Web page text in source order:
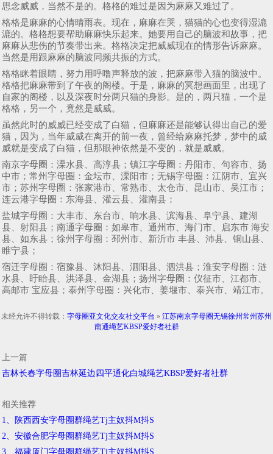
思念威威，当然不是的。格格的难过是因为麻麻又难过了。
格格是麻麻的心情晴雨表。现在，麻麻在哭，猫猫的心也变得湿漉
漉的。格格想要帮助麻麻快乐起来。她要用自己的脑波和故事，把
麻麻从悲伤的节奏带出来。格格决定把威威现在的情形告诉麻麻。
当然是用跟麻麻的脑波同频共振的方式。
格格眯着眼睛，努力用呼噜声释放的波，把麻麻带入猫的脑波中。
格格把麻麻带到了午夜的阁楼。于是，麻麻的冥想画面里，出现了
自家的阁楼，以及深夜时分两只猫的身影。是的，两只猫，一个是
格格，另一个，竟然是威威。
虽然此时的威威已经变成了白猫，但麻麻还是能够认得出自己的爱
猫，因为，当年威威在离开的前一夜，曾经给麻麻托梦，梦中的威
威就是变成了白猫，但那眼神依然是不变的，就是威威。
南京字母圈：溧水县、高淳县；镇江字母圈：丹阳市、句容市、扬
中市；常州字母圈：金坛市、溧阳市；无锡字母圈：江阴市、宜兴
市；苏州字母圈：张家港市、常熟市、太仓市、昆山市、吴江市；
连云港字母圈：东海县、灌云县、灌南县；
盐城字母圈：大丰市、东台市、响水县、滨海县、阜宁县、建湖
县、射阳县；南通字母圈：如皋市、通州市、海门市、启东市 海安
县、如东县；徐州字母圈：邳州市、新沂市 丰县、沛县、铜山县、
睢宁县；
宿迁字母圈：宿豫县、沐阳县、泗阳县、泗洪县；淮安字母圈：涟
水县、盱眙县、洪泽县、金湖县；扬州字母圈：仪征市、江都市、
高邮市 宝应县；泰州字母圈：兴化市、姜堰市、泰兴市、靖江市。
未经允许不得转载： 字母圈亚文化交友社交平台 » 江苏南京字母圈无锡徐州常州苏州
南通绳艺KBSP爱好者社群
上一篇
吉林长春字母圈吉林延边四平通化白城绳艺KBSP爱好者社群
相关推荐
1、陕西西安字母圈群绳艺Tj主奴抖M抖S
2、安徽合肥字母圈群绳艺Tj主奴抖M抖S
3、福建厦门字母圈群绳艺Tj主奴抖M抖S